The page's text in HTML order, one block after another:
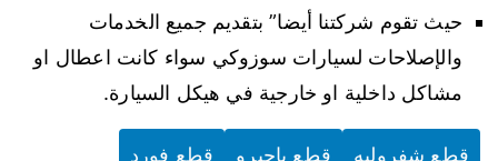
حيث تقوم شركتنا أيضا” بتقديم جميع الخدمات
والإصلاحات لسيارات سوزوكي سواء كانت اعطال او
مشاكل داخلية او خارجية في هيكل السيارة.
قطع شفروليه قطع باجيرو قطع فورد